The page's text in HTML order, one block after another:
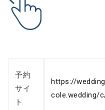
予約
サイ
ト
https://
cole.wedding/